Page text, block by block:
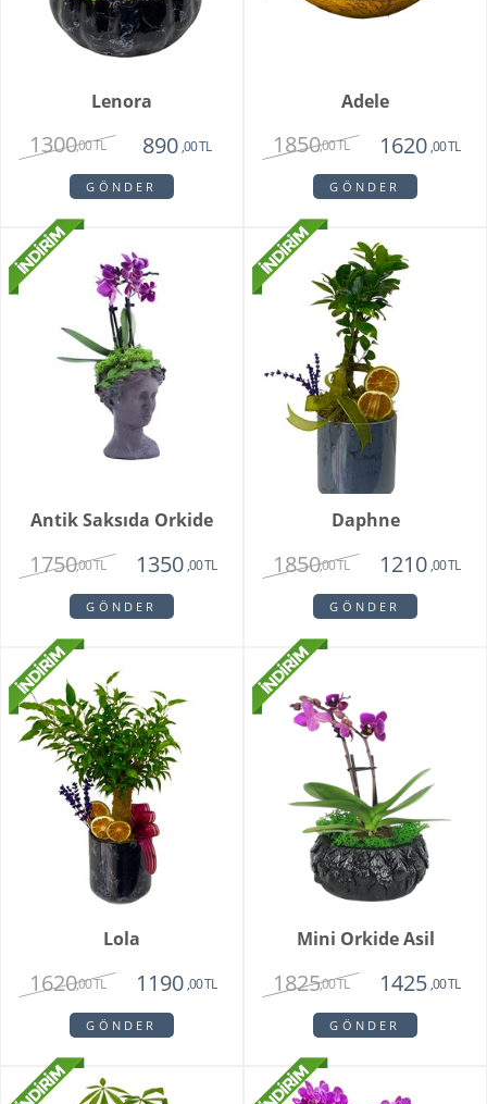
Lenora
1300,00 TL 890 ,00 TL
GÖNDER
Adele
1850,00 TL 1620 ,00 TL
GÖNDER
Antik Saksıda Orkide
1750,00 TL 1350 ,00 TL
GÖNDER
Daphne
1850,00 TL 1210 ,00 TL
GÖNDER
Lola
1620,00 TL 1190 ,00 TL
GÖNDER
Mini Orkide Asil
1825,00 TL 1425 ,00 TL
GÖNDER